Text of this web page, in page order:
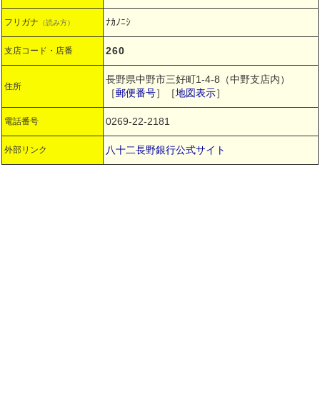
フリガナ （読み方） ﾅｶﾉﾆｼ
支店コード・店番 260
住所
長野県中野市三好町1-4-8（中野支店内）
［郵便番号］［地図表示］
電話番号 0269-22-2181
外部リンク 八十二長野銀行公式サイト